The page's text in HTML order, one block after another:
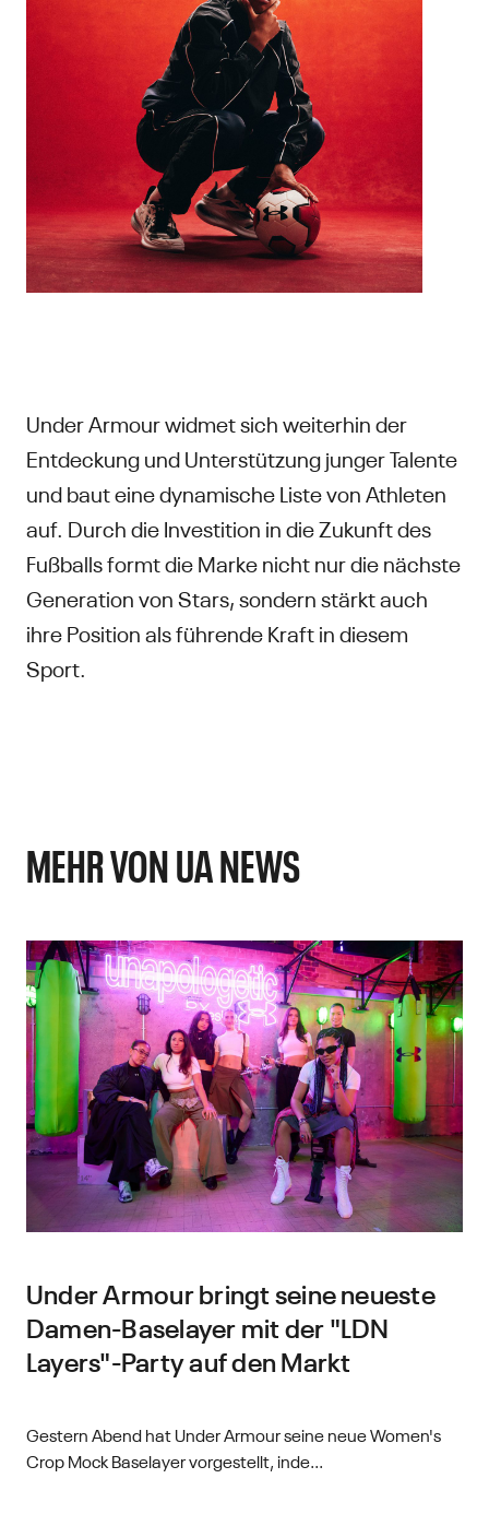
Under Armour widmet sich weiterhin der
Entdeckung und Unterstützung junger Talente
und baut eine dynamische Liste von Athleten
auf. Durch die Investition in die Zukunft des
Fußballs formt die Marke nicht nur die nächste
Generation von Stars, sondern stärkt auch
ihre Position als führende Kraft in diesem
Sport.
MEHR VON UA NEWS
Under Armour bringt seine neueste
Damen-Baselayer mit der "LDN
Layers"-Party auf den Markt
Gestern Abend hat Under Armour seine neue Women's
Crop Mock Baselayer vorgestellt, inde...